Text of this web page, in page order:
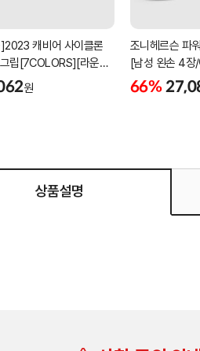
캐비어 사이클론
립[7COLORS][라운드]
50g][R/S 토크]
원
조니헤르슨 파
[남성 왼손 4장
[화이트][케이
66%
상품설명